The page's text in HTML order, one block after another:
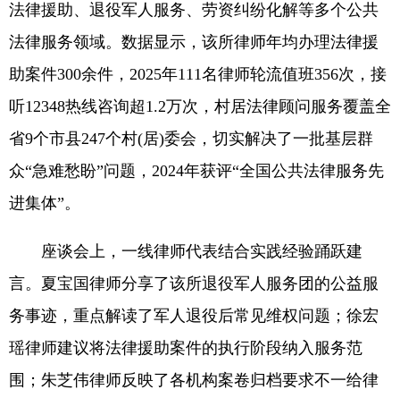
法律援助、退役军人服务、劳资纠纷化解等多个公共
法律服务领域。数据显示，该所律师年均办理法律援
助案件300余件，2025年111名律师轮流值班356次，接
听12348热线咨询超1.2万次，村居法律顾问服务覆盖全
省9个市县247个村(居)委会，切实解决了一批基层群
众“急难愁盼”问题，2024年获评“全国公共法律服务先
进集体”。
座谈会上，一线律师代表结合实践经验踊跃建
言。夏宝国律师分享了该所退役军人服务团的公益服
务事迹，重点解读了军人退役后常见维权问题；徐宏
瑶律师建议将法律援助案件的执行阶段纳入服务范
围；朱芝伟律师反映了各机构案卷归档要求不一给律